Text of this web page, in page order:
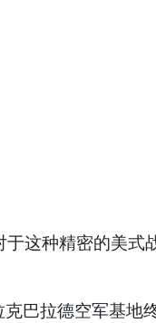
这种精密的美
巴拉德空军基